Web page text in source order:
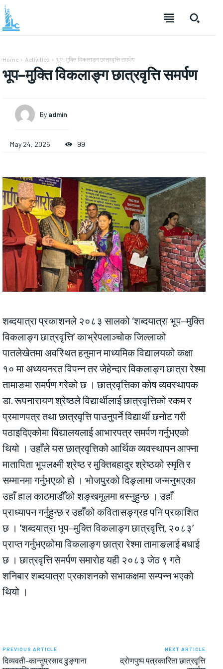
Home Activities भूप–मुक्ति विकलाङ्ग छात्रवृत्ति समर्पण
भूप–मुक्ति विकलाङ्ग छात्रवृत्ति समर्पण
By admin
May 24, 2026 99
शब्दयात्रा प्रकाशनले २०८३ सालको ‘शब्दयात्रा भूप–मुक्ति
विकलाङ्ग छात्रवृत्ति’ काभ्रेपलाञ्चोक जिल्लाको
पातलेखेतमा अवस्थित हनुमान माध्यमिक विद्यालयको कक्षा
१० मा अध्ययनरत विपन्न तर जेहेन्दार विकलाङ्ग छात्रा रेश्मा
तामाङमा समर्पण गरेको छ । छात्रवृत्तिका कोष व्यवस्थापक
डा. रूपनारायण श्रेष्ठले विद्यार्थीलाई छात्रवृत्तिको रकम र
प्रमाणपत्र तथा छात्रवृत्ति पाउनुपर्ने विद्यार्थी छनोट गरी
पठाइदिएकोमा विद्यालयलाई आभारपत्र समर्पण गर्नुभएको
थियो । उहाँले यस छात्रवृत्तिको आर्थिक व्यवस्थापन आफ्ना
मातापिता भूपलक्ष्मी श्रेष्ठ र मुक्तिबहादुर श्रेष्ठको स्मृति र
सम्मानमा गर्नुभएको हो । भोजपुरको दिङ्लामा जन्मनुभएका
उहाँ हाल काठमाडौँको शङ्खमूलमा बस्नुहुन्छ । उहाँ
प्राध्यापन गर्नुहुन्छ र उहाँको कवितासङ्ग्रह पनि प्रकाशित
छ । ‘शब्दयात्रा भूप–मुक्ति विकलाङ्ग छात्रवृत्ति, २०८३’
प्राप्त गर्नुभएकोमा विकलाङ्ग छात्रा रेश्मा तामाङलाई बधाई
छ । छात्रवृत्ति समर्पण समारोह यही २०८३ जेठ ९ गते
शनिबार शब्दयात्रा प्रकाशनको सभाकक्षमा सम्पन्न भएको
थियो ।
PREVIOUS ARTICLE
दिव्यवती–कान्तुप्रसाद ढुङ्गाना
NEXT ARTICLE
द्रोणपुष्प पत्रकारिता छात्रवृत्ति